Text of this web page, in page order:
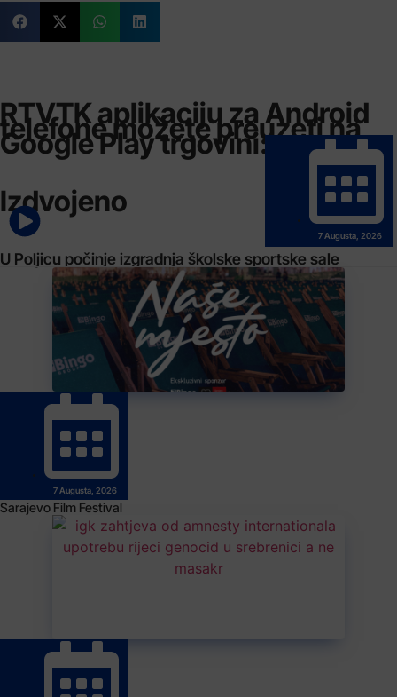
RTVTK aplikaciju za Android
telefone možete preuzeti na
Google Play trgovini:
Izdvojeno
7 Augusta, 2026
U Poljicu počinje izgradnja školske sportske sale
7 Augusta, 2026
Sarajevo Film Festival